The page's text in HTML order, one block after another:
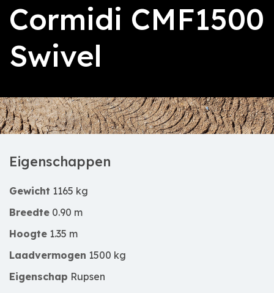
Cormidi CMF1500
Swivel
Eigenschappen
Gewicht 1165 kg
Breedte 0.90 m
Hoogte 1.35 m
Laadvermogen 1500 kg
Eigenschap Rupsen